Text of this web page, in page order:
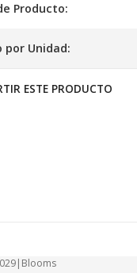
Producto:
por Unidad:
ESTE PRODUCTO
| Blooms